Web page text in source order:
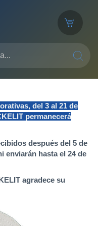
del 3 al 21 de
permanecerá
después del 5 de
enviarán hasta el 24 de
agradece su